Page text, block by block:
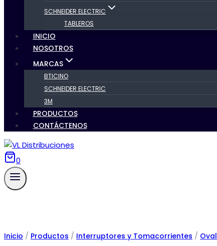
SCHNEIDER ELECTRIC
TABLEROS
INICIO
NOSOTROS
MARCAS
BTICINO
SCHNEIDER ELECTRIC
3M
PRODUCTOS
CONTÁCTENOS
0
Inicio / Productos / Interruptores y Tomacorrientes / Oval